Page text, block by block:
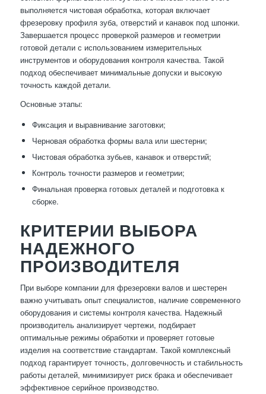
выполняется чистовая обработка, которая включает
фрезеровку профиля зуба, отверстий и канавок под шпонки.
Завершается процесс проверкой размеров и геометрии
готовой детали с использованием измерительных
инструментов и оборудования контроля качества. Такой
подход обеспечивает минимальные допуски и высокую
точность каждой детали.
Основные этапы:
Фиксация и выравнивание заготовки;
Черновая обработка формы вала или шестерни;
Чистовая обработка зубьев, канавок и отверстий;
Контроль точности размеров и геометрии;
Финальная проверка готовых деталей и подготовка к
сборке.
КРИТЕРИИ ВЫБОРА
НАДЕЖНОГО
ПРОИЗВОДИТЕЛЯ
При выборе компании для фрезеровки валов и шестерен
важно учитывать опыт специалистов, наличие современного
оборудования и системы контроля качества. Надежный
производитель анализирует чертежи, подбирает
оптимальные режимы обработки и проверяет готовые
изделия на соответствие стандартам. Такой комплексный
подход гарантирует точность, долговечность и стабильность
работы деталей, минимизирует риск брака и обеспечивает
эффективное серийное производство.